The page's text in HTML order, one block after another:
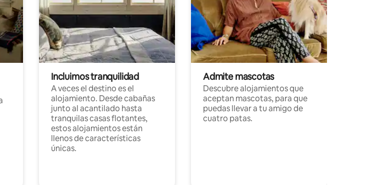
Incluimos tranquilidad
A veces el destino es el
alojamiento. Desde cabañas
junto al acantilado hasta
tranquilas casas flotantes,
estos alojamientos están
llenos de características
únicas.
Admite mascotas
Descubre alojamientos que
aceptan mascotas, para que
puedas llevar a tu amigo de
cuatro patas.